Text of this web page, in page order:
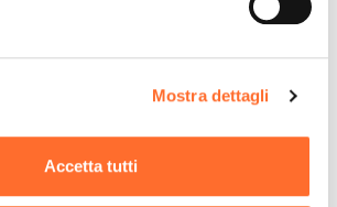
Mostra dettagli
Accetta tutti